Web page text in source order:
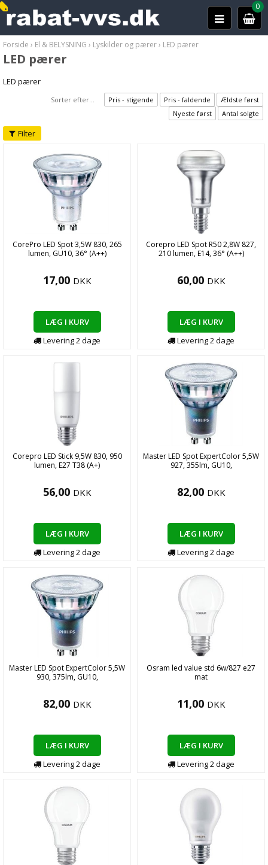
0
Forside › El & BELYSNING › Lyskilder og pærer› LED pærer
LED pærer
LED pærer
Sorter efter... Pris - stigende Pris - faldende
Ældste først
Nyeste først
Antal solgte
Filter
CorePro LED Spot 3,5W 830, 265
lumen, GU10, 36° (A++)
17,00 DKK
LÆG I KURV
Levering2dage
Corepro LED Spot R50 2,8W 827,
210 lumen, E14, 36° (A++)
60,00 DKK
LÆG I KURV
Levering2dage
Corepro LED Stick 9,5W 830, 950
lumen, E27 T38 (A+)
56,00 DKK
LÆG I KURV
Levering2dage
Master LED Spot ExpertColor 5,5W
927, 355lm, GU10,
82,00 DKK
LÆG I KURV
Levering2dage
Master LED Spot ExpertColor 5,5W
930, 375lm, GU10,
82,00 DKK
LÆG I KURV
Levering2dage
Osram led value std 6w/827 e27
mat
11,00 DKK
LÆG I KURV
Levering2dage